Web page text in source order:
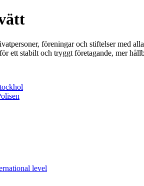
föreningar och stiftelser med
ett stabilt och tryggt företagande, mer
level